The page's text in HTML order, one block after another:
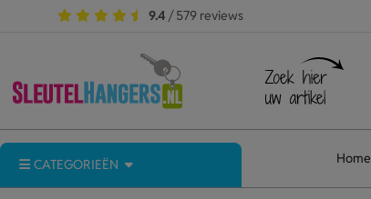
9.4 / 579 reviews
CATEGORIEËN Home